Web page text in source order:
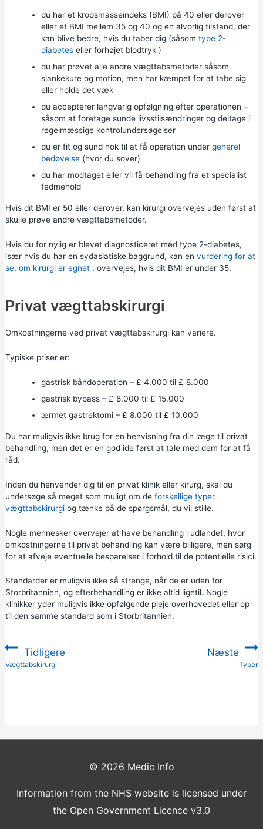
du har et kropsmasseindeks (BMI) på 40 eller derover
eller et BMI mellem 35 og 40 og en alvorlig tilstand, der
kan blive bedre, hvis du taber dig (såsom type 2-
diabeteseller forhøjet blodtryk)
du har prøvet alle andre vægttabsmetoder såsom
slankekure og motion, men har kæmpet for at tabe sig
eller holde det væk
du accepterer langvarig opfølgning efter operationen –
såsom at foretage sunde livsstilsændringer og deltage i
regelmæssige kontrolundersøgelser
du er fit og sund nok til at få operation under generel
bedøvelse(hvor du sover)
du har modtaget eller vil få behandling fra et specialist
fedmehold
Hvis dit BMI er 50 eller derover, kan kirurgi overvejes uden først at
skulle prøve andre vægttabsmetoder.
Hvis du for nylig er blevet diagnosticeret med type 2-diabetes,
især hvis du har en sydasiatiske baggrund, kan en vurdering for at
se, om kirurgi er egnet, overvejes, hvis dit BMI er under 35.
Privat vægttabskirurgi
Omkostningerne ved privat vægttabskirurgi kan variere.
Typiske priser er:
gastrisk båndoperation – £ 4.000 til £ 8.000
gastrisk bypass – £ 8.000 til £ 15.000
ærmet gastrektomi – £ 8.000 til £ 10.000
Du har muligvis ikke brug for en henvisning fra din læge til privat
behandling, men det er en god ide først at tale med dem for at få
råd.
Inden du henvender dig til en privat klinik eller kirurg, skal du
undersøge så meget som muligt om de forskellige typer
vægttabskirurgiog tænke på de spørgsmål, du vil stille.
Nogle mennesker overvejer at have behandling i udlandet, hvor
omkostningerne til privat behandling kan være billigere, men sørg
for at afveje eventuelle besparelser i forhold til de potentielle risici.
Standarder er muligvis ikke så strenge, når de er uden for
Storbritannien, og efterbehandling er ikke altid ligetil. Nogle
klinikker yder muligvis ikke opfølgende pleje overhovedet eller op
til den samme standard som i Storbritannien.
Tidligere
:Vægttabskirurgi
Næste
:
Typer
© 2026 Medic Info
Information from the NHS website is licensed under
the Open Government Licence v3.0